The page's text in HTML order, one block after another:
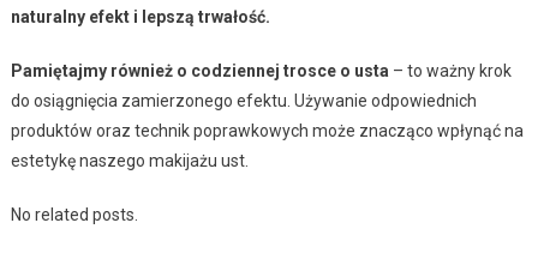
naturalny efekt i lepszą trwałość.
Pamiętajmy również o codziennej trosce o usta – to ważny krok
do osiągnięcia zamierzonego efektu. Używanie odpowiednich
produktów oraz technik poprawkowych może znacząco wpłynąć na
estetykę naszego makijażu ust.
No related posts.